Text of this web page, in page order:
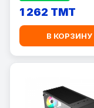
1 262 TMT
В КОРЗИНУ